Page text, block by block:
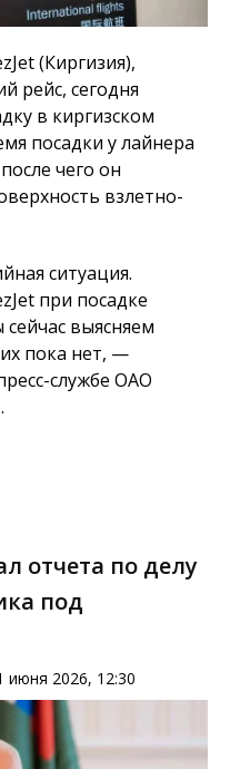
(Киргизия),
рейс, сегодня
в киргизском
посадки у лайнера
чего он
взлетно-
ситуация.
при посадке
выясняем
пока нет, —
службе ОАО
отчета по делу
под
июня 2026, 12:30